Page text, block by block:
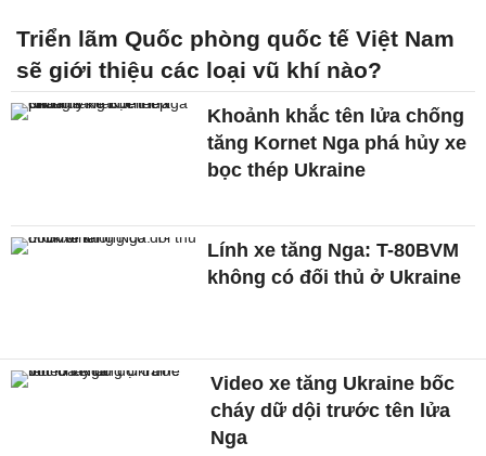
Triển lãm Quốc phòng quốc tế Việt Nam
sẽ giới thiệu các loại vũ khí nào?
Khoảnh khắc tên lửa chống
tăng Kornet Nga phá hủy xe
bọc thép Ukraine
Lính xe tăng Nga: T-80BVM
không có đối thủ ở Ukraine
Video xe tăng Ukraine bốc
cháy dữ dội trước tên lửa
Nga